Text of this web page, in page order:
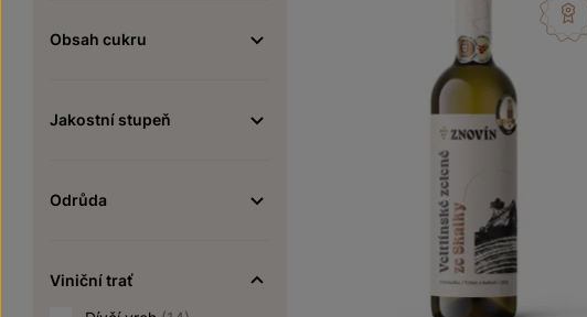
Obsah cukru
Jakostní stupeň
Odrůda
Viniční trať